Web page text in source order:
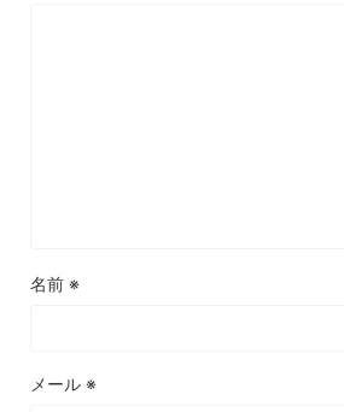
名前 ※
メール ※